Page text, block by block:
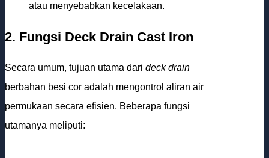
atau menyebabkan kecelakaan.
2. Fungsi Deck Drain Cast Iron
Secara umum, tujuan utama dari deck drain
berbahan besi cor adalah mengontrol aliran air
permukaan secara efisien. Beberapa fungsi
utamanya meliputi: